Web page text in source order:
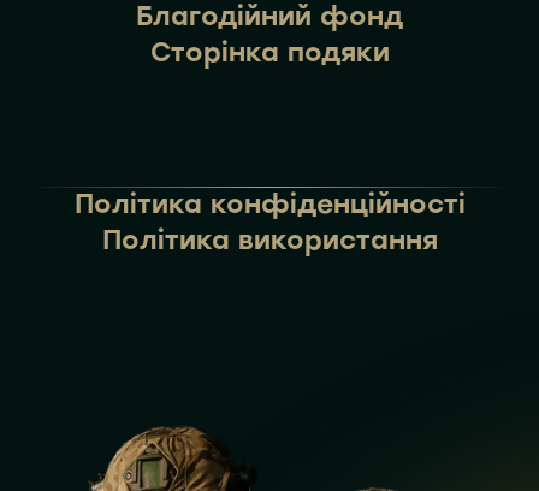
Благодійний фонд
Сторінка подяки
Політика конфіденційності
Політика використання